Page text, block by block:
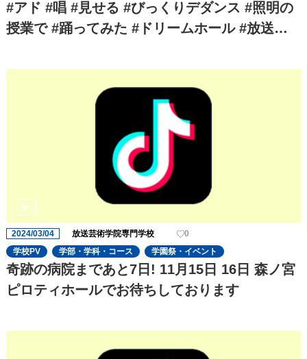
#アド #唱 #見せる #びっくりデダンス #照明の
授業で #踊ってみた #ドリームホール #放送芸
常 #学生 #USJハロウィン #usjホラーナイト #u
sj唱ダンスチャレンジ #ハロウィンホラーナイ
2024/03/04 放送芸術学院専門学校
0
学校PV
学部・学科・コース 学園祭・イベント
奇跡の病院まであと7日! 11月15日 16日 森ノ宮
ピロティホールでお待ちしております